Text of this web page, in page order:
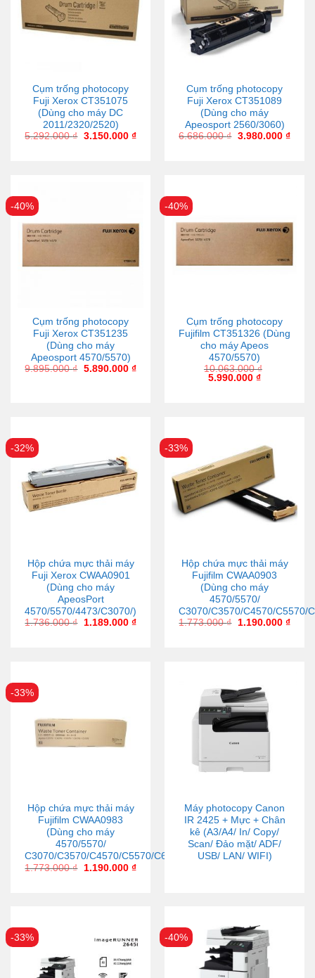
Cụm trống photocopy
Fuji Xerox CT351075
(Dùng cho máy DC
2011/2320/2520)
5.292.000₫ 3.150.000 ₫
Cụm trống photocopy
Fuji Xerox CT351089
(Dùng cho máy
Apeosport 2560/3060)
6.686.000₫ 3.980.000 ₫
-40%
Cụm trống photocopy
Fuji Xerox CT351235
(Dùng cho máy
Apeosport 4570/5570)
9.895.000₫ 5.890.000 ₫
-40%
Cụm trống photocopy
Fujifilm CT351326 (Dùng
cho máy Apeos
4570/5570)
10.063.000₫
5.990.000 ₫
-32%
Hộp chứa mực thải máy
Fuji Xerox CWAA0901
(Dùng cho máy
ApeosPort
4570/5570/4473/C3070/)
1.736.000₫ 1.189.000 ₫
-33%
Hộp chứa mực thải máy
Fujifilm CWAA0903
(Dùng cho máy
4570/5570/
C3070/C3570/C4570/C5570/
1.773.000₫ 1.190.000 ₫
-33%
Hộp chứa mực thải máy
Fujifilm CWAA0983
(Dùng cho máy
4570/5570/
C3070/C3570/C4570/C5570/C6570/C7070)
1.773.000₫ 1.190.000 ₫
Máy photocopy Canon
IR 2425 + Mực + Chân
kê (A3/A4/ In/ Copy/
Scan/ Đảo mặt/ ADF/
USB/ LAN/ WIFI)
-33% -40%